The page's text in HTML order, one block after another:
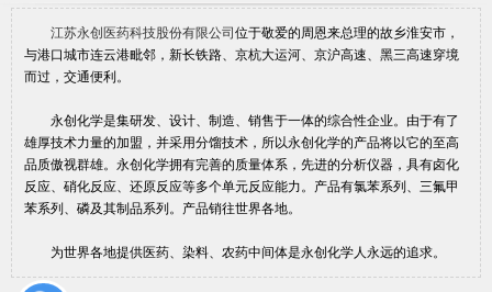
江苏永创医药科技股份有限公司位于敬爱的周恩来总理的故乡淮安市，
与港口城市连云港毗邻，新长铁路、京杭大运河、京沪高速、黑三高速穿境
而过，交通便利。
永创化学是集研发、设计、制造、销售于一体的综合性企业。由于有了
雄厚技术力量的加盟，并采用分馏技术，所以永创化学的产品将以它的至高
品质傲视群雄。永创化学拥有完善的质量体系，先进的分析仪器，具有卤化
反应、硝化反应、还原反应等多个单元反应能力。产品有氯苯系列、三氟甲
苯系列、磷及其制品系列。产品销往世界各地。
为世界各地提供医药、染料、农药中间体是永创化学人永远的追求。